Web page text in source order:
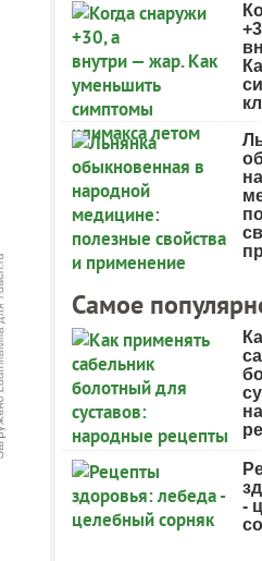
Самое
-